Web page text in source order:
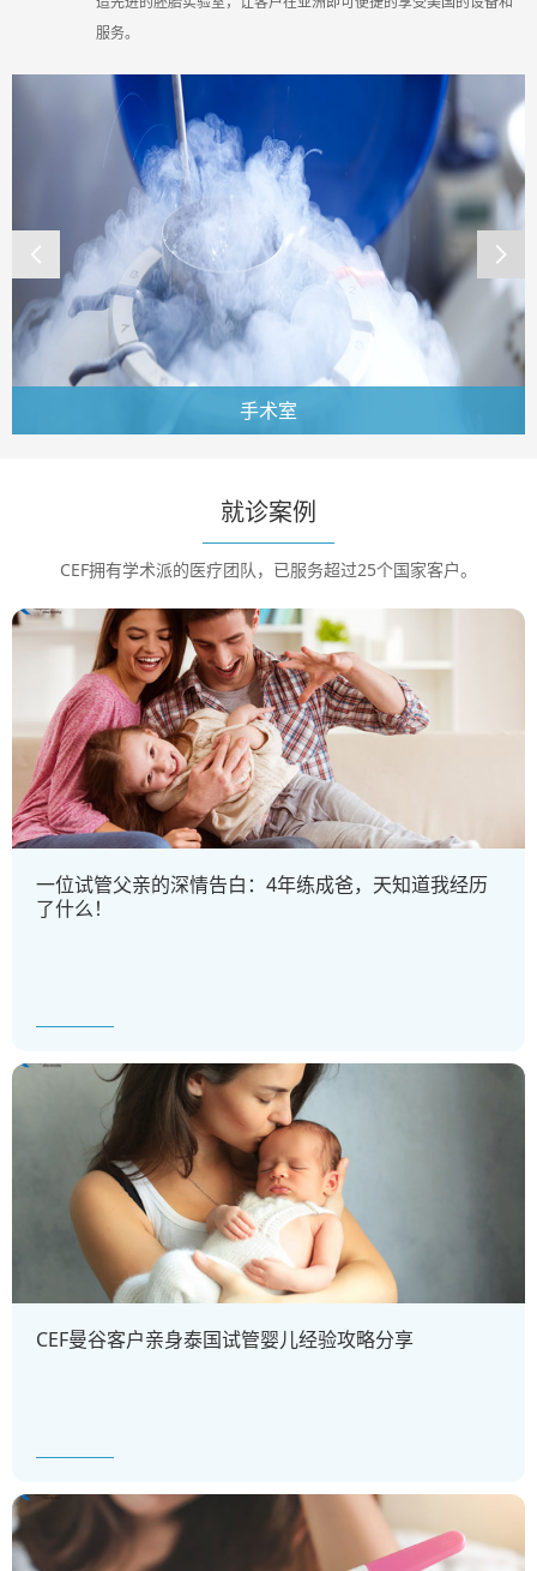
服务。

手术室


就诊案例
CEF拥有学术派的医疗团队，已服务超过25个国家客户。
一位试管父亲的深情告白：4年练成爸，天知道我经历
了什么！
CEF曼谷客户亲身泰国试管婴儿经验攻略分享